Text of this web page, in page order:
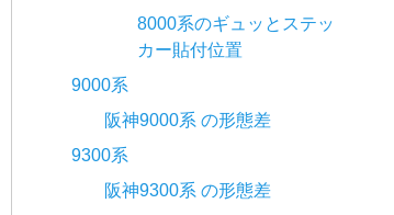
8000系のギュッとステッ
カー貼付位置
9000系
阪神9000系 の形態差
9300系
阪神9300系 の形態差